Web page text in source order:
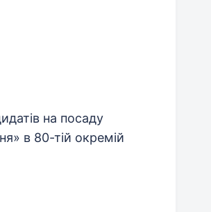
на посаду
в 80-тій окремій